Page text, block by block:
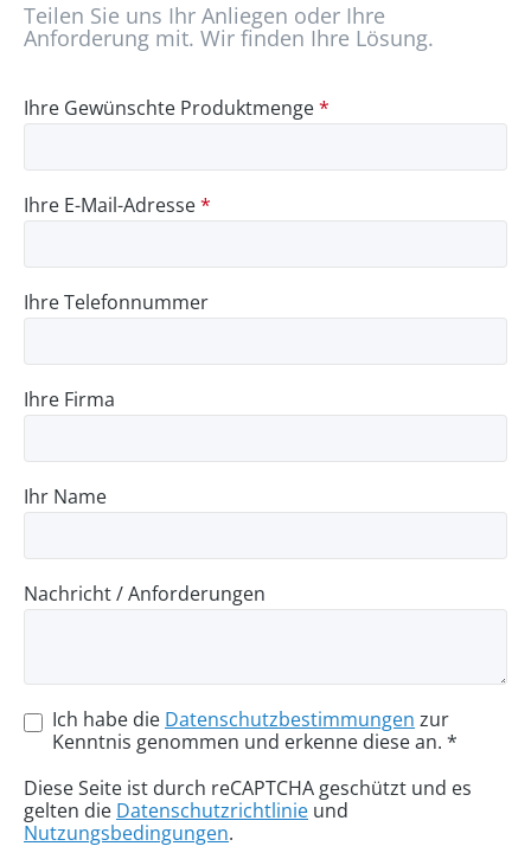
Teilen Sie uns Ihr Anliegen oder Ihre
Anforderung mit. Wir finden Ihre Lösung.
Ihre Gewünschte Produktmenge*
Ihre E-Mail-Adresse*
Ihre Telefonnummer
Ihre Firma
Ihr Name
Nachricht / Anforderungen
Ich habe die Datenschutzbestimmungen zur
Kenntnis genommen und erkenne diese an. *
Diese Seite ist durch reCAPTCHA geschützt und es
gelten die Datenschutzrichtlinie und
Nutzungsbedingungen.